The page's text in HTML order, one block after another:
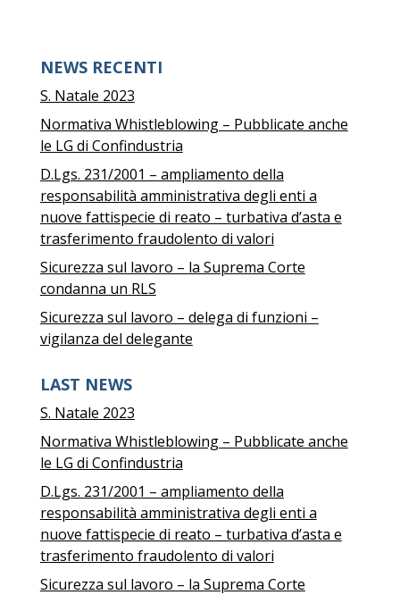
NEWS RECENTI
S. Natale 2023
Normativa Whistleblowing – Pubblicate anche
le LG di Confindustria
D.Lgs. 231/2001 – ampliamento della
responsabilità amministrativa degli enti a
nuove fattispecie di reato – turbativa d’asta e
trasferimento fraudolento di valori
Sicurezza sul lavoro – la Suprema Corte
condanna un RLS
Sicurezza sul lavoro – delega di funzioni –
vigilanza del delegante
LAST NEWS
S. Natale 2023
Normativa Whistleblowing – Pubblicate anche
le LG di Confindustria
D.Lgs. 231/2001 – ampliamento della
responsabilità amministrativa degli enti a
nuove fattispecie di reato – turbativa d’asta e
trasferimento fraudolento di valori
Sicurezza sul lavoro – la Suprema Corte